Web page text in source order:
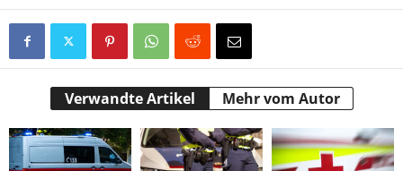
Verwandte Artikel Mehr vom Autor